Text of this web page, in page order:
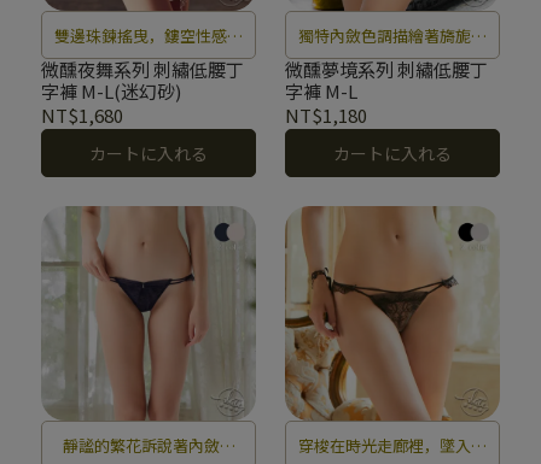
雙邊珠鍊搖曳，鏤空性感撩
人
微醺夜舞系列 刺繡低腰丁
字褲 M-L(迷幻砂)
NT$1,680
カートに入れる
獨特內斂色調描繪著旖旎花
海，編織出引人陶醉的微醺
微醺夢境系列 刺繡低腰丁
字褲 M-L
NT$1,180
カートに入れる
靜謐的繁花訴說著內斂優
穿梭在時光走廊裡，墜入宮